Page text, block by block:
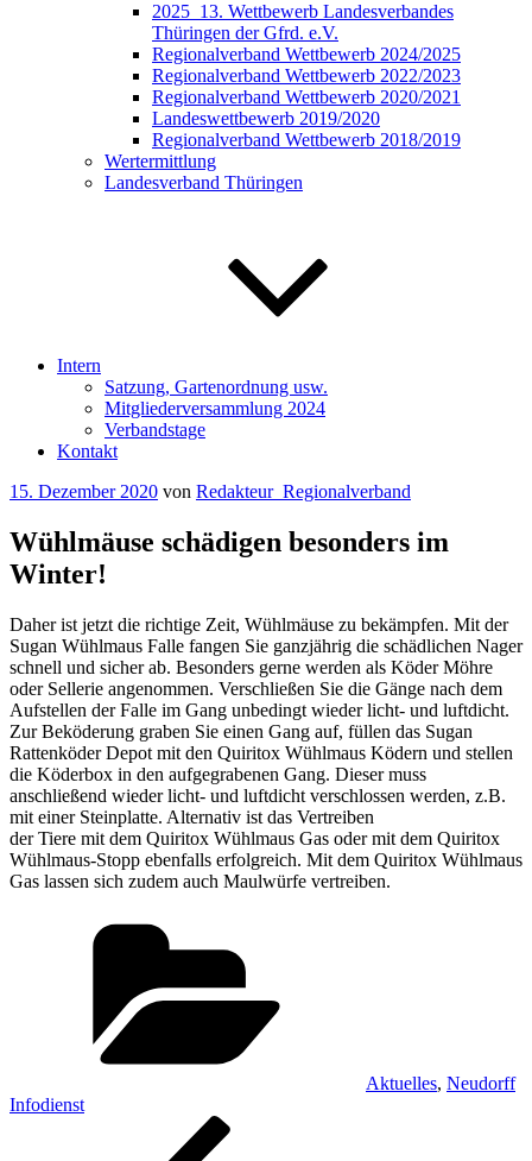
2025_13. Wettbewerb Landesverbandes
Thüringen der Gfrd. e.V.
Regionalverband Wettbewerb 2024/2025
Regionalverband Wettbewerb 2022/2023
Regionalverband Wettbewerb 2020/2021
Landeswettbewerb 2019/2020
Regionalverband Wettbewerb 2018/2019
Wertermittlung
Landesverband Thüringen
Intern
Satzung, Gartenordnung usw.
Mitgliederversammlung 2024
Verbandstage
Kontakt
Veröffentlicht
15. Dezember 2020 von Redakteur_Regionalverband
Wühlmäuse schädigen besonders im
Winter!
Daher ist jetzt die richtige Zeit, Wühlmäuse zu bekämpfen. Mit der
Sugan Wühlmaus Falle fangen Sie ganzjährig die schädlichen Nager
schnell und sicher ab. Besonders gerne werden als Köder Möhre
oder Sellerie angenommen. Verschließen Sie die Gänge nach dem
Aufstellen der Falle im Gang unbedingt wieder licht- und luftdicht.
Zur Beköderung graben Sie einen Gang auf, füllen das Sugan
Rattenköder Depot mit den Quiritox Wühlmaus Ködern und stellen
die Köderbox in den aufgegrabenen Gang. Dieser muss
anschließend wieder licht- und luftdicht verschlossen werden, z.B.
mit einer Steinplatte. Alternativ ist das Vertreiben
der Tiere mit dem Quiritox Wühlmaus Gas oder mit dem Quiritox
Wühlmaus-Stopp ebenfalls erfolgreich. Mit dem Quiritox Wühlmaus
Gas lassen sich zudem auch Maulwürfe vertreiben.
Aktuelles, Neudorff
Infodienst
Beitragsnavigation